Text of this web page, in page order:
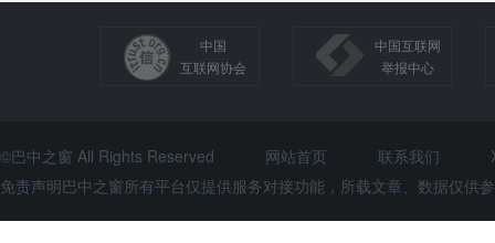
中国
互联网协会
中国互联网
举报中心
©巴中之窗 All Rights Reserved 网站首页 联系我们
免责声明巴中之窗所有平台仅提供服务对接功能，所载文章、数据仅